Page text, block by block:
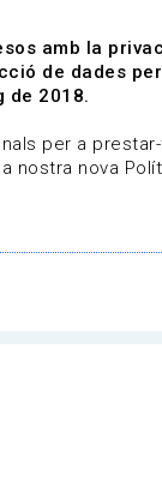
Contacte
amb la
de dades
de 2018.
per a
nostra nova